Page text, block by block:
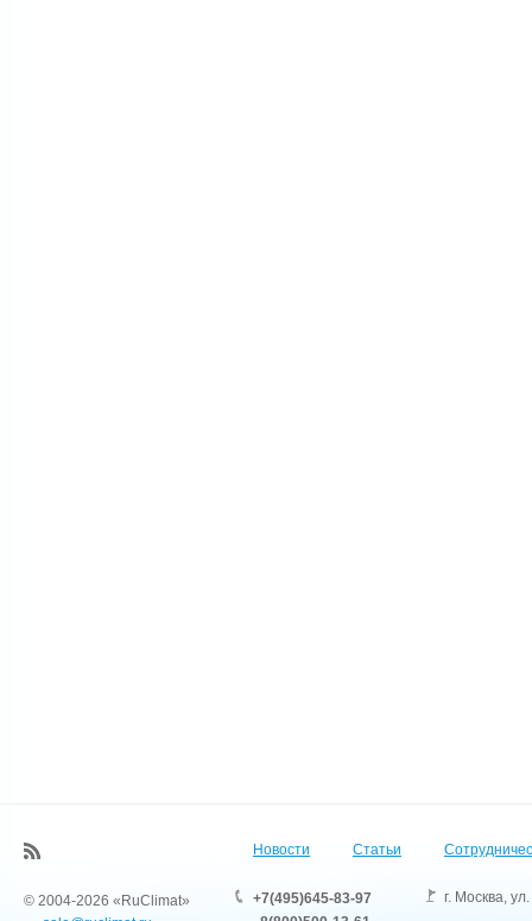
© 2004-2026 «RuClimat»
Новости Статьи
+7(495)645-83-97
г. Москва,